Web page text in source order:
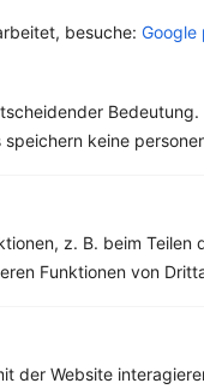
besuche: Google
Bedeutung.
keine
z. B. beim Teilen
Funktionen von
der Website
›